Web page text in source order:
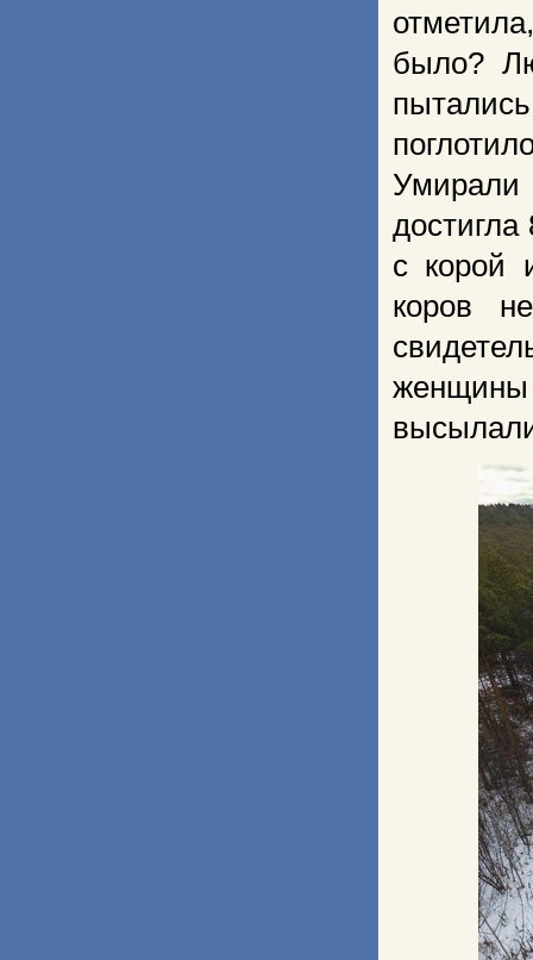
было?
Умирали
с корой
коров